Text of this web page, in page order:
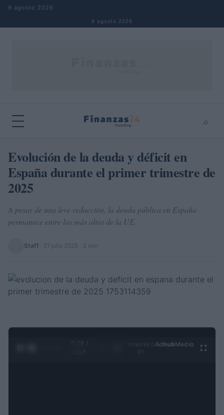
Saltar al contenido
9 agosto 2026
9 agosto 2026
⌕
Buscar
Evolución de la deuda y déficit en
España durante el primer trimestre de
2025
A pesar de una leve reducción, la deuda pública en España
permanece entre las más altas de la UE.
Staff 21 julio 2025 · 3 min
0:29 /
4:27
Ad hubMedia